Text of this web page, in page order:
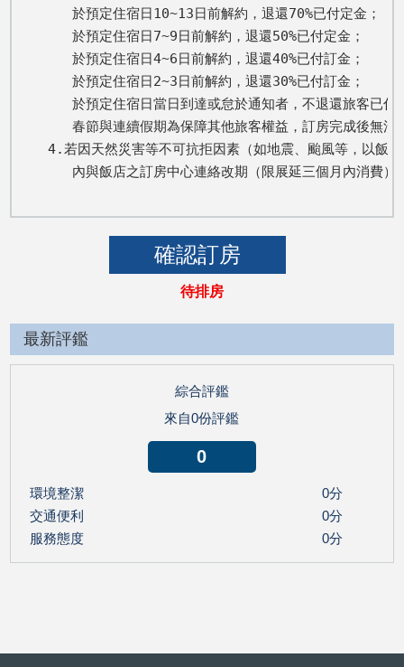
   於預定住宿日10~13日前解約，退還70%已付定金；
   於預定住宿日7~9日前解約，退還50%已付定金；
   於預定住宿日4~6日前解約，退還40%已付訂金；
   於預定住宿日2~3日前解約，退還30%已付訂金；
於預定住宿日當日到達或怠於通知者，不退還旅客已付
春節與連續假期為保障其他旅客權益，訂房完成後無
4.若因天然災害等不可抗拒因素（如地震、颱風等，以飯
內與飯店之訂房中心連絡改期（限展延三個月內消費
待排房
最新評鑑
綜合評鑑
來自0份評鑑
0
環境整潔
0分
交通便利
0分
服務態度
0分